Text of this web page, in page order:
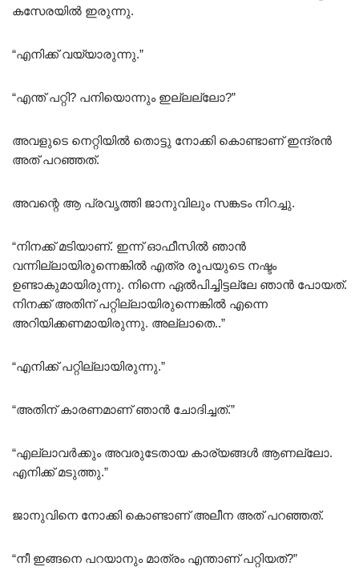
കസേരയിൽ ഇരുന്നു.
“എനിക്ക് വയ്യാരുന്നു.”
“എന്ത് പറ്റി? പനിയൊന്നും ഇല്ലല്ലോ?”
അവളുടെ നെറ്റിയിൽ തൊട്ടു നോക്കി കൊണ്ടാണ് ഇന്ദ്രൻ
അത് പറഞ്ഞത്.
അവന്റെ ആ പ്രവൃത്തി ജാനുവിലും സങ്കടം നിറച്ചു.
“നിനക്ക് മടിയാണ്. ഇന്ന് ഓഫീസിൽ ഞാൻ
വന്നില്ലായിരുന്നെങ്കിൽ എത്ര രൂപയുടെ നഷ്ടം
ഉണ്ടാകുമായിരുന്നു. നിന്നെ ഏൽപിച്ചിട്ടല്ലേ ഞാൻ പോയത്.
നിനക്ക് അതിന് പറ്റില്ലായിരുന്നെങ്കിൽ എന്നെ
അറിയിക്കണമായിരുന്നു. അല്ലാതെ..”
“എനിക്ക് പറ്റില്ലായിരുന്നു.”
“അതിന് കാരണമാണ് ഞാൻ ചോദിച്ചത്.”
“എല്ലാവർക്കും അവരുടേതായ കാര്യങ്ങൾ ആണല്ലോ.
എനിക്ക് മടുത്തു.”
ജാനുവിനെ നോക്കി കൊണ്ടാണ് അലീന അത് പറഞ്ഞത്.
“നീ ഇങ്ങനെ പറയാനും മാത്രം എന്താണ് പറ്റിയത്?”